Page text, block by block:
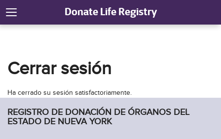
Donate Life Registry
Cerrar sesión
Ha cerrado su sesión satisfactoriamente.
REGISTRO DE DONACIÓN DE ÓRGANOS DEL
ESTADO DE NUEVA YORK